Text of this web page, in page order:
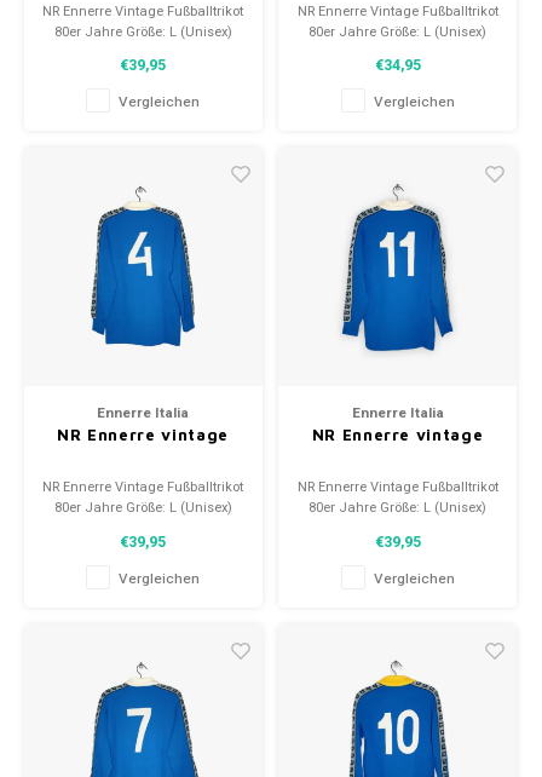
NR Ennerre Vintage Fußballtrikot
80er Jahre Größe: L (Unisex)
€39,95
Vergleichen
NR Ennerre Vintage Fußballtrikot
80er Jahre Größe: L (Unisex)
€34,95
Vergleichen
Ennerre Italia
NR Ennerre vintage
NR Ennerre Vintage Fußballtrikot
80er Jahre Größe: L (Unisex)
€39,95
Vergleichen
Ennerre Italia
NR Ennerre vintage
NR Ennerre Vintage Fußballtrikot
80er Jahre Größe: L (Unisex)
€39,95
Vergleichen